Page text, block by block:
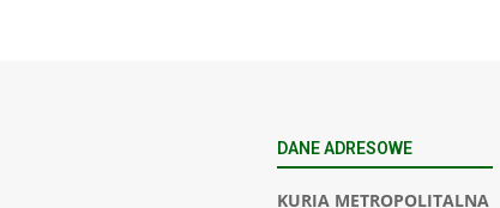
DANE ADRESOWE
KURIA METROPOLITALNA